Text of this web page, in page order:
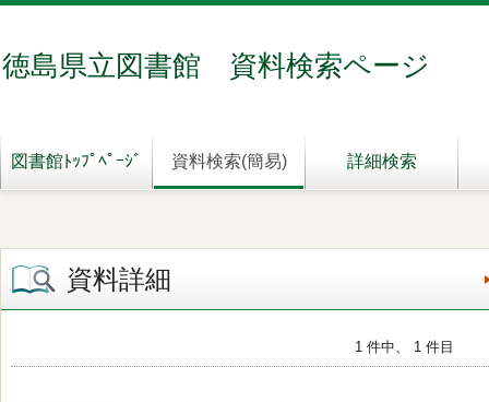
徳島県立図書館 資料検索ページ
図書館ﾄｯﾌﾟﾍﾟｰｼﾞ 資料検索(簡易) 詳細検索
資料詳細
1 件中、 1 件目